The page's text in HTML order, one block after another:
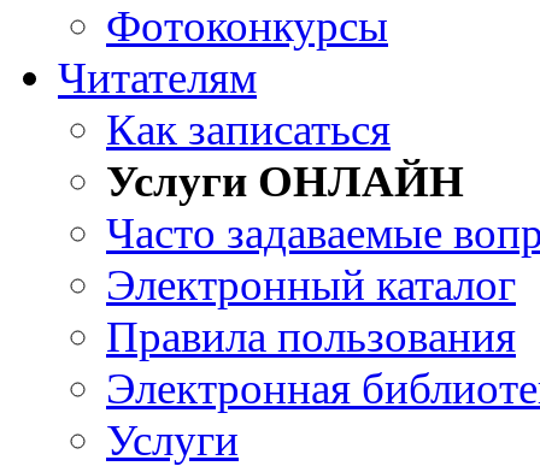
Фотоконкурсы
Читателям
Как записаться
Услуги ОНЛАЙН
Часто задаваемые
Электронный каталог
Правила пользования
Электронная
Услуги